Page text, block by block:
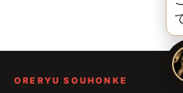
ORERYU SOUHONKE